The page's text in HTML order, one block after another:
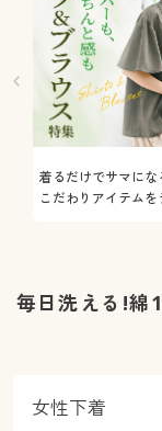
着るだけでサマにな
こだわりアイテムを
毎日洗える!綿
女性下着